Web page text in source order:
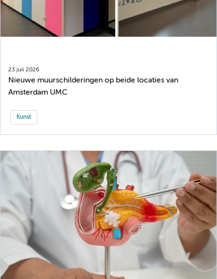
23 juli 2026
Nieuwe muurschilderingen op beide locaties van
Amsterdam UMC
Kunst